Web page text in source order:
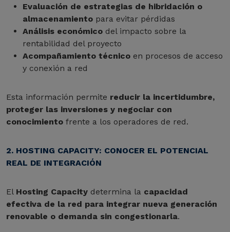
Evaluación de estrategias de hibridación o
almacenamiento para evitar pérdidas
Análisis económico del impacto sobre la
rentabilidad del proyecto
Acompañamiento técnico en procesos de acceso
y conexión a red
Esta información permite reducir la incertidumbre,
proteger las inversiones y negociar con
conocimiento frente a los operadores de red.
2. HOSTING CAPACITY: CONOCER EL POTENCIAL
REAL DE INTEGRACIÓN
El Hosting Capacity determina la capacidad
efectiva de la red para integrar nueva generación
renovable o demanda sin congestionarla.